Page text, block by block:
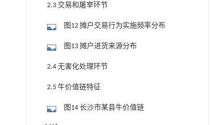
2.3 交易和屠宰环节
图12 摊户交易行为实施频率分布
图13 摊户进货来源分布
2.4 无害化处理环节
2.5 牛价值链特征
图14 长沙市某县牛价值链